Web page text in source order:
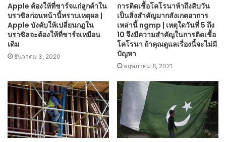
Apple ต้องให้ที่ชาร์จแก่ลูกค้าใน
บราซิลก่อนหน้านี้ทราบเหตุผล |
Apple บังคับให้เปลี่ยนกฎใน
บราซิลจะต้องให้ที่ชาร์จเหมือน
เดิม
ธันวาคม 3, 2020
การติดเชื้อโคโรนาห้าถึงสิบวัน
เป็นสิ่งสำคัญมากสังเกตอาการ
เหล่านี้ ngmp | เหตุใดวันที่ 5 ถึง
10 จึงมีความสำคัญในการติดเชื้อ
โคโรนา ถ้าคุณดูแลเรื่องนี้จะไม่มี
ปัญหา
พฤษภาคม 8, 2021